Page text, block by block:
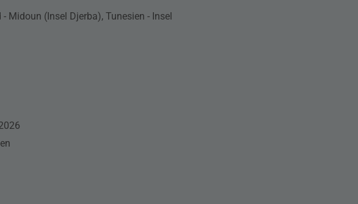
Midoun (Insel Djerba), Tunesien - Insel